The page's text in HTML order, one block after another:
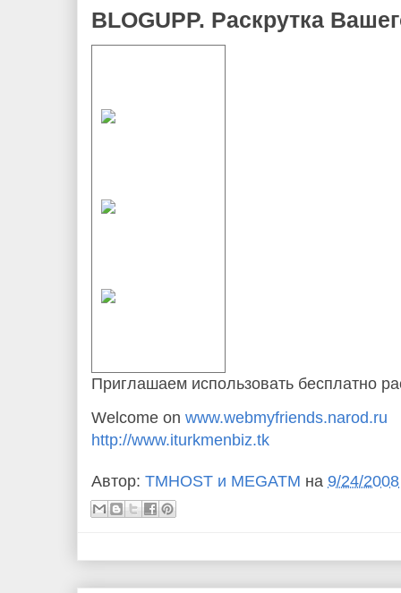
BLOGUPP. Раскрутка
Приглашаем использовать бесплатно
Welcome on www.webmyfriends.narod.ru
http://www.iturkmenbiz.tk
Автор: TMHOST и MEGATM на 9/24/2008